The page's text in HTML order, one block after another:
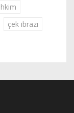
çek ibrazı